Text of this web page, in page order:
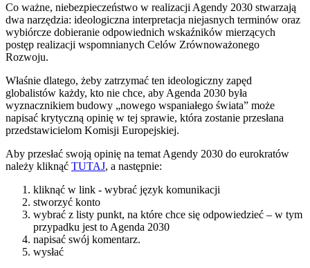
Co ważne, niebezpieczeństwo w realizacji Agendy 2030 stwarzają
dwa narzędzia: ideologiczna interpretacja niejasnych terminów oraz
wybiórcze dobieranie odpowiednich wskaźników mierzących
postęp realizacji wspomnianych Celów Zrównoważonego
Rozwoju.
Właśnie dlatego, żeby zatrzymać ten ideologiczny zapęd
globalistów każdy, kto nie chce, aby Agenda 2030 była
wyznacznikiem budowy „nowego wspaniałego świata” może
napisać krytyczną opinię w tej sprawie, która zostanie przesłana
przedstawicielom Komisji Europejskiej.
Aby przesłać swoją opinię na temat Agendy 2030 do eurokratów
należy kliknąć TUTAJ, a następnie:
kliknąć w link - wybrać język komunikacji
stworzyć konto
wybrać z listy punkt, na które chce się odpowiedzieć – w tym
przypadku jest to Agenda 2030
napisać swój komentarz.
wysłać